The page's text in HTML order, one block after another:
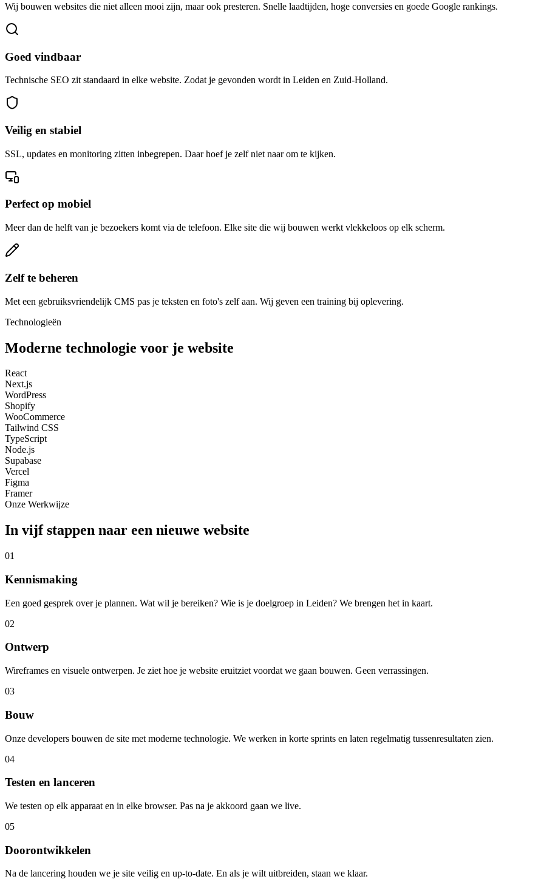
Wij bouwen websites die niet alleen mooi zijn, maar ook presteren. Snelle laadtijden, hoge conversies en goede Google rankings.
Goed vindbaar
Technische SEO zit standaard in elke website. Zodat je gevonden wordt in Leiden en Zuid-Holland.
Veilig en stabiel
SSL, updates en monitoring zitten inbegrepen. Daar hoef je zelf niet naar om te kijken.
Perfect op mobiel
Meer dan de helft van je bezoekers komt via de telefoon. Elke site die wij bouwen werkt vlekkeloos op elk scherm.
Zelf te beheren
Met een gebruiksvriendelijk CMS pas je teksten en foto's zelf aan. Wij geven een training bij oplevering.
Technologieën
Moderne technologie voor je website
React
Next.js
WordPress
Shopify
WooCommerce
Tailwind CSS
TypeScript
Node.js
Supabase
Vercel
Figma
Framer
Onze Werkwijze
In vijf stappen naar een nieuwe website
01
Kennismaking
Een goed gesprek over je plannen. Wat wil je bereiken? Wie is je doelgroep in Leiden? We brengen het in kaart.
02
Ontwerp
Wireframes en visuele ontwerpen. Je ziet hoe je website eruitziet voordat we gaan bouwen. Geen verrassingen.
03
Bouw
Onze developers bouwen de site met moderne technologie. We werken in korte sprints en laten regelmatig tussenresultaten zien.
04
Testen en lanceren
We testen op elk apparaat en in elke browser. Pas na je akkoord gaan we live.
05
Doorontwikkelen
Na de lancering houden we je site veilig en up-to-date. En als je wilt uitbreiden, staan we klaar.